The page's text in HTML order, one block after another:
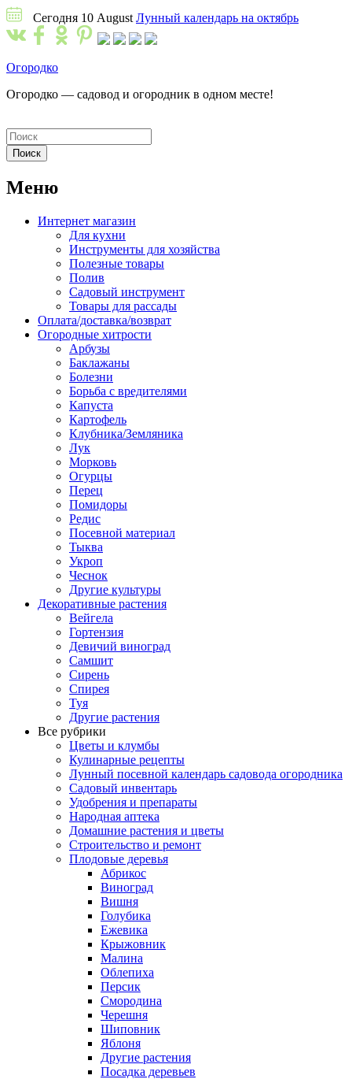
Сегодня 10 August Лунный календарь на октябрь
Огородко
Огородко — садовод и огородник в одном месте!
Меню
Интернет магазин
Для кухни
Инструменты для хозяйства
Полезные товары
Полив
Садовый инструмент
Товары для рассады
Оплата/доставка/возврат
Огородные хитрости
Арбузы
Баклажаны
Болезни
Борьба с вредителями
Капуста
Картофель
Клубника/Земляника
Лук
Морковь
Огурцы
Перец
Помидоры
Редис
Посевной материал
Тыква
Укроп
Чеснок
Другие культуры
Декоративные растения
Вейгела
Гортензия
Девичий виноград
Самшит
Сирень
Спирея
Туя
Другие растения
Все рубрики
Цветы и клумбы
Кулинарные рецепты
Лунный посевной календарь садовода огородника
Садовый инвентарь
Удобрения и препараты
Народная аптека
Домашние растения и цветы
Строительство и ремонт
Плодовые деревья
Абрикос
Виноград
Вишня
Голубика
Ежевика
Крыжовник
Малина
Облепиха
Персик
Смородина
Черешня
Шиповник
Яблоня
Другие растения
Посадка деревьев